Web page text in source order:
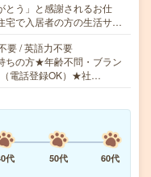
とう」と感謝されるお仕
宅で入居者の方の生活サ…
要 / 英語力不要
ちの方★年齢不問・ブラン
電話登録OK）★社…
代 50代
60代